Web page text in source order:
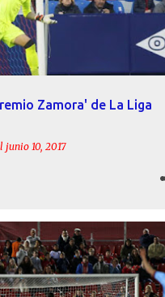
Zamora' de La Liga
junio 10, 2017
LEVANTE RAÚL FERNÁNDEZ
+
PIER